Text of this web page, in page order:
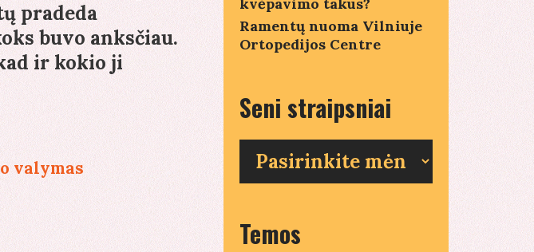
pradeda
buvo anksčiau.
ir kokio ji
valymas
Ramentų nuoma Vilniuje
Ortopedijos Centre
Seni straipsniai
straipsniai
Temos